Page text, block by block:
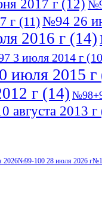
2017 г (12)
г (11)№94 26
2016 г (14)
3 июля 2014 г
июля 2015 г
г (14)
августа 2013 г
2026№99-100 28 июля 2026 г